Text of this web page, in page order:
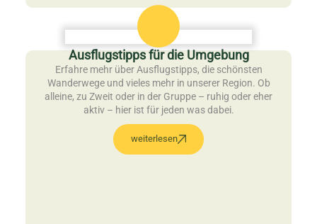
Ausflugstipps für die Umgebung
Erfahre mehr über Ausflugstipps, die schönsten
Wanderwege und vieles mehr in unserer Region. Ob
alleine, zu Zweit oder in der Gruppe – ruhig oder eher
aktiv – hier ist für jeden was dabei.
weiterlesen